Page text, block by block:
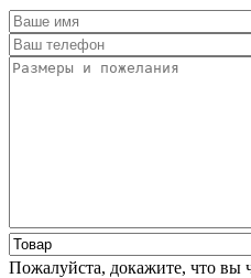
Пожалуйста, докажите, что вы